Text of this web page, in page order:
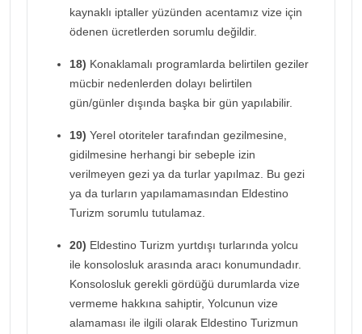
kaynaklı iptaller yüzünden acentamız vize için
ödenen ücretlerden sorumlu değildir.
18) Konaklamalı programlarda belirtilen geziler
mücbir nedenlerden dolayı belirtilen
gün/günler dışında başka bir gün yapılabilir.
19) Yerel otoriteler tarafından gezilmesine,
gidilmesine herhangi bir sebeple izin
verilmeyen gezi ya da turlar yapılmaz. Bu gezi
ya da turların yapılamamasından Eldestino
Turizm sorumlu tutulamaz.
20) Eldestino Turizm yurtdışı turlarında yolcu
ile konsolosluk arasında aracı konumundadır.
Konsolosluk gerekli gördüğü durumlarda vize
vermeme hakkına sahiptir, Yolcunun vize
alamaması ile ilgili olarak Eldestino Turizmun